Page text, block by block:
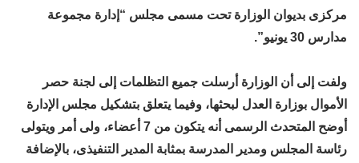
مركزى بديوان الوزارة تحت مسمى مجلس “إدارة مجموعة
مدارس 30 يونيو”.
ولفت إلى أن الوزارة أرسلت جميع التظلمات إلى لجنة حصر
الأموال بوزارة العدل لبحثها، وفيما يتعلق بتشكيل مجلس الإدارة
أوضح المتحدث الرسمى أنه يتكون من 7 أعضاء، ولى أمر ويتولى
رئاسة المجلس ومدير المدرسة بمثابة المدير التنفيذى، بالإضافة